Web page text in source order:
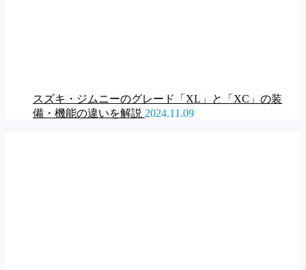
スズキ・ジムニーのグレード「XL」と「XC」の装
備・機能の違いを解説 2024.11.09